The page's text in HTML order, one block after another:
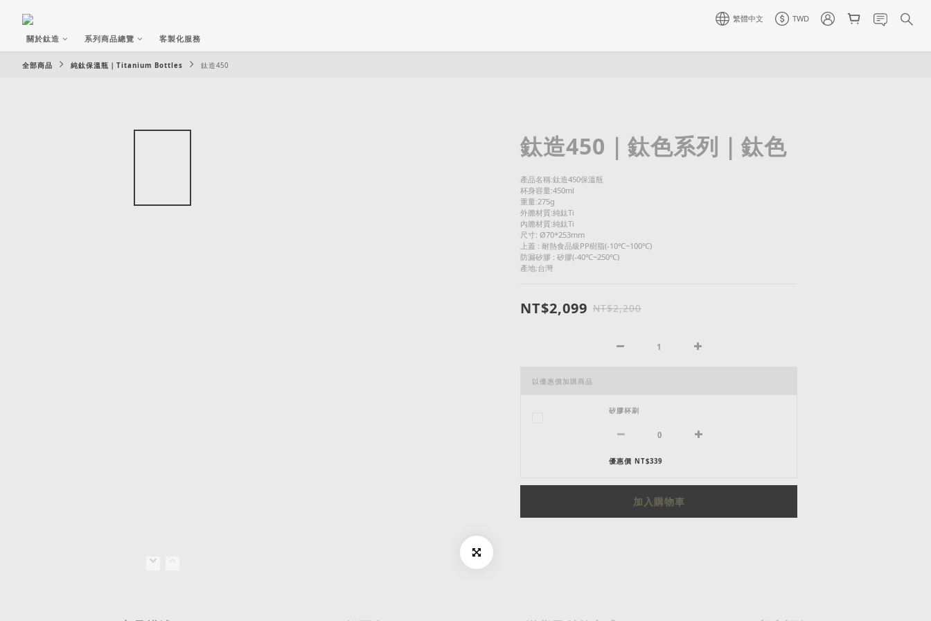
繁體中文
TWD
關於鈦造
系列商品總覽 客製化服務
全部商品 純鈦保溫瓶｜Titanium Bottles 鈦造450
鈦造450｜鈦色系列｜鈦色
產品名稱:鈦造450保溫瓶
杯身容量:450ml
重量:275g
外膽材質:純鈦Ti
內膽材質:純鈦Ti
尺寸: Ø70*253mm
上蓋 : 耐熱食品級PP樹脂(-10℃~100℃)
防漏矽膠 : 矽膠(-40℃~250℃)
產地:台灣
NT$2,099 NT$2,200
以優惠價加購商品
矽膠杯刷
優惠價 NT$339
加入購物車